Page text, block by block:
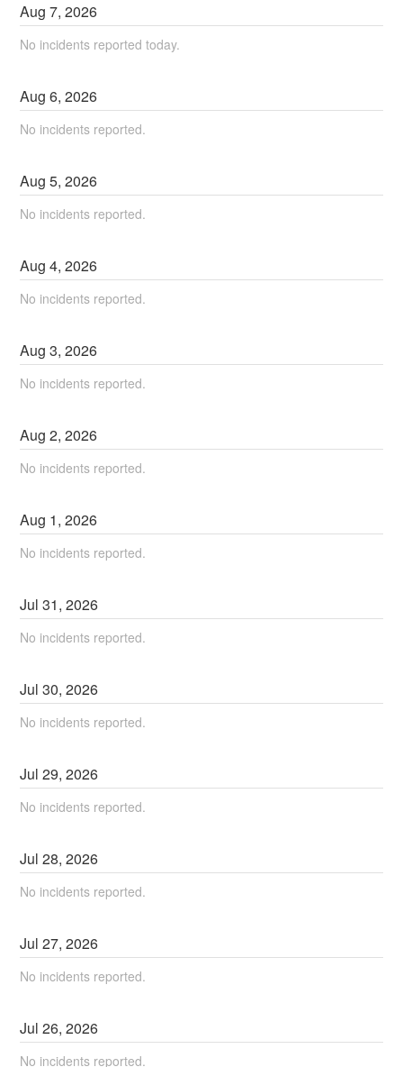
Aug7,2026
No incidents reported today.
Aug6,2026
No incidents reported.
Aug5,2026
No incidents reported.
Aug4,2026
No incidents reported.
Aug3,2026
No incidents reported.
Aug2,2026
No incidents reported.
Aug 1,2026
No incidents reported.
Jul31,2026
No incidents reported.
Jul30,2026
No incidents reported.
Jul29,2026
No incidents reported.
Jul28,2026
No incidents reported.
Jul27,2026
No incidents reported.
Jul26,2026
No incidents reported.